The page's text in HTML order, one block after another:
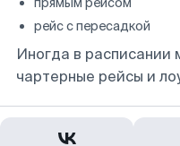
рейс с пересадкой
Иногда в расписании
чартерные рейсы и